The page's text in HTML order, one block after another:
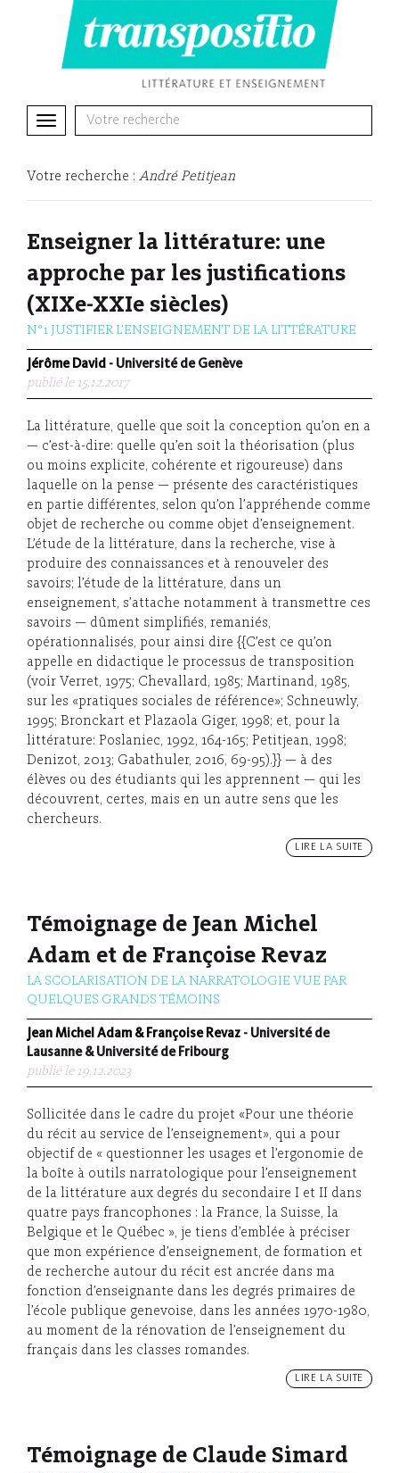
Toggle
Votre recherche : André Petitjean
Enseigner la littérature: une
approche par les justifications
(XIXe-XXIe siècles)
N°1 JUSTIFIER L’ENSEIGNEMENT DE LA LITTÉRATURE
Jérôme David - Université de Genève
publié le 15.12.2017
La littérature, quelle que soit la conception qu’on en a
— c’est-à-dire: quelle qu’en soit la théorisation (plus
ou moins explicite, cohérente et rigoureuse) dans
laquelle on la pense — présente des caractéristiques
en partie différentes, selon qu’on l’appréhende comme
objet de recherche ou comme objet d’enseignement.
L’étude de la littérature, dans la recherche, vise à
produire des connaissances et à renouveler des
savoirs; l’étude de la littérature, dans un
enseignement, s’attache notamment à transmettre ces
savoirs — dûment simplifiés, remaniés,
opérationnalisés, pour ainsi dire {{C’est ce qu’on
appelle en didactique le processus de transposition
(voir Verret, 1975; Chevallard, 1985; Martinand, 1985,
sur les «pratiques sociales de référence»; Schneuwly,
1995; Bronckart et Plazaola Giger, 1998; et, pour la
littérature: Poslaniec, 1992, 164-165; Petitjean, 1998;
Denizot, 2013; Gabathuler, 2016, 69-95).}} — à des
élèves ou des étudiants qui les apprennent — qui les
découvrent, certes, mais en un autre sens que les
chercheurs.
LIRE LA SUITE
Témoignage de Jean Michel
Adam et de Françoise Revaz
LA SCOLARISATION DE LA NARRATOLOGIE VUE PAR
QUELQUES GRANDS TÉMOINS
Jean Michel Adam & Françoise Revaz - Université de
Lausanne & Université de Fribourg
publié le 19.12.2023
Sollicitée dans le cadre du projet «Pour une théorie
du récit au service de l’enseignement», qui a pour
objectif de « questionner les usages et l’ergonomie de
la boîte à outils narratologique pour l’enseignement
de la littérature aux degrés du secondaire I et II dans
quatre pays francophones : la France, la Suisse, la
Belgique et le Québec », je tiens d’emblée à préciser
que mon expérience d’enseignement, de formation et
de recherche autour du récit est ancrée dans ma
fonction d’enseignante dans les degrés primaires de
l’école publique genevoise, dans les années 1970-1980,
au moment de la rénovation de l’enseignement du
français dans les classes romandes.
LIRE LA SUITE
Témoignage de Claude Simard